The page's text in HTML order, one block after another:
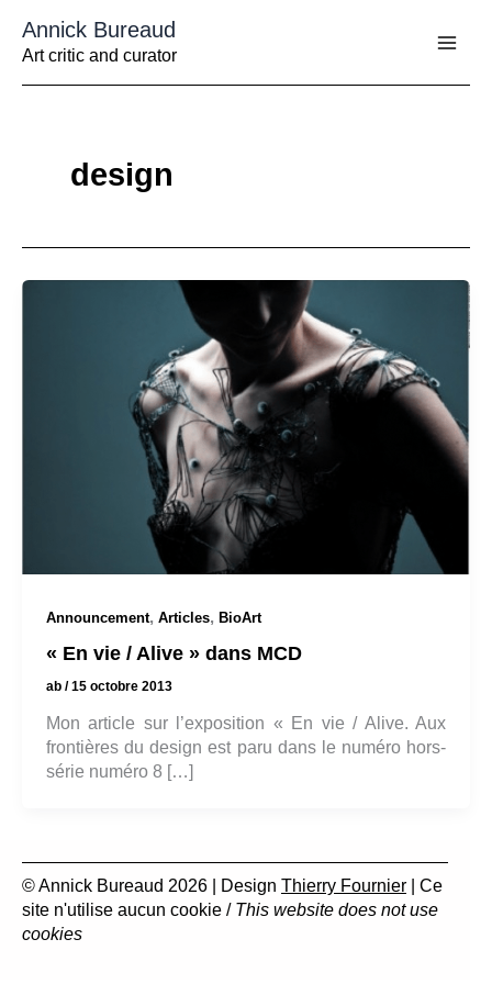
contenu
Annick Bureaud
Art critic and curator
design
Announcement, Articles, BioArt
« En vie / Alive » dans MCD
ab /15 octobre 2013
Mon article sur l’exposition « En vie / Alive. Aux
frontières du design est paru dans le numéro hors-
série numéro 8 […]
© Annick Bureaud 2026 | Design Thierry Fournier | Ce
site n'utilise aucun cookie / This website does not use
cookies